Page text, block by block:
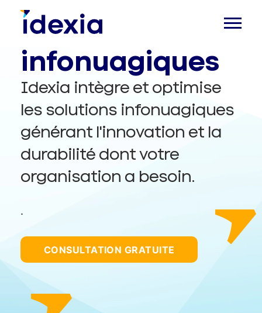
Solutions
infonuagiques
Idexia intègre et optimise
les solutions infonuagiques
générant l'innovation et la
durabilité dont votre
organisation a besoin.
.
CONSULTATION GRATUITE